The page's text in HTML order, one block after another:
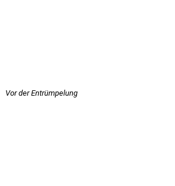
Vor der Entrümpelung